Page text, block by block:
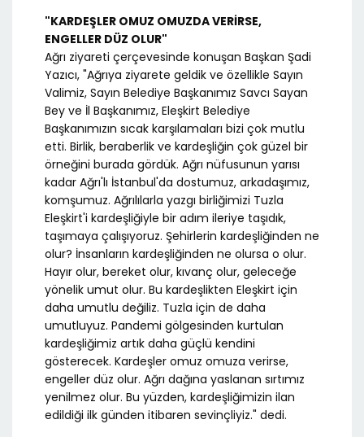
"KARDEŞLER OMUZ OMUZDA VERİRSE,
ENGELLER DÜZ OLUR"
Ağrı ziyareti çerçevesinde konuşan Başkan Şadi
Yazıcı, "Ağrıya ziyarete geldik ve özellikle Sayın
Valimiz, Sayın Belediye Başkanımız Savcı Sayan
Bey ve İl Başkanımız, Eleşkirt Belediye
Başkanımızın sıcak karşılamaları bizi çok mutlu
etti. Birlik, beraberlik ve kardeşliğin çok güzel bir
örneğini burada gördük. Ağrı nüfusunun yarısı
kadar Ağrı'lı İstanbul'da dostumuz, arkadaşımız,
komşumuz. Ağrılılarla yazgı birliğimizi Tuzla
Eleşkirt'i kardeşliğiyle bir adım ileriye taşıdık,
taşımaya çalışıyoruz. Şehirlerin kardeşliğinden ne
olur? İnsanların kardeşliğinden ne olursa o olur.
Hayır olur, bereket olur, kıvanç olur, geleceğe
yönelik umut olur. Bu kardeşlikten Eleşkirt için
daha umutlu değiliz. Tuzla için de daha
umutluyuz. Pandemi gölgesinden kurtulan
kardeşliğimiz artık daha güçlü kendini
gösterecek. Kardeşler omuz omuza verirse,
engeller düz olur. Ağrı dağına yaslanan sırtımız
yenilmez olur. Bu yüzden, kardeşliğimizin ilan
edildiği ilk günden itibaren sevinçliyiz." dedi.